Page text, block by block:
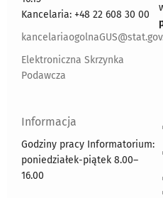
Kancelaria: +48 22 608 30 00
Elektroniczna Skrzynka
Podawcza
Informacja
Godziny pracy Informatorium:
poniedziałek-piątek 8.00–
16.00